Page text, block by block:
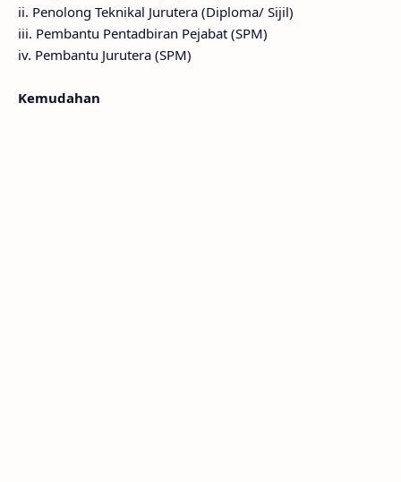
ii. Penolong Teknikal Jurutera (Diploma/ Sijil)
iii. Pembantu Pentadbiran Pejabat (SPM)
iv. Pembantu Jurutera (SPM)
Kemudahan